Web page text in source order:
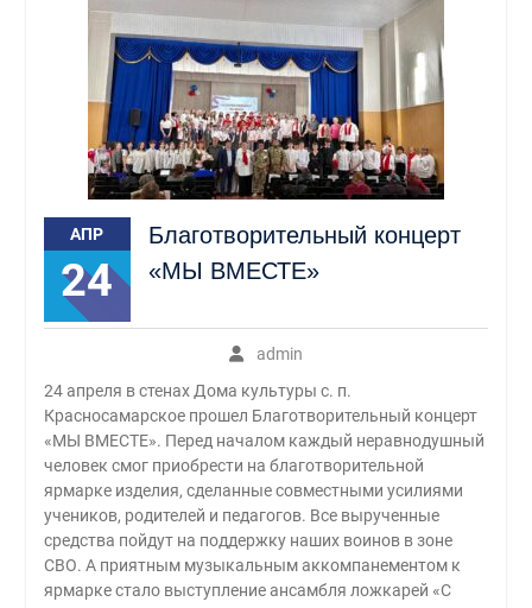
АПР
24
Благотворительный концерт
«МЫ ВМЕСТЕ»
admin
24 апреля в стенах Дома культуры с. п.
Красносамарское прошел Благотворительный концерт
«МЫ ВМЕСТЕ». Перед началом каждый неравнодушный
человек смог приобрести на благотворительной
ярмарке изделия, сделанные совместными усилиями
учеников, родителей и педагогов. Все вырученные
средства пойдут на поддержку наших воинов в зоне
СВО. А приятным музыкальным аккомпанементом к
ярмарке стало выступление ансамбля ложкарей «С